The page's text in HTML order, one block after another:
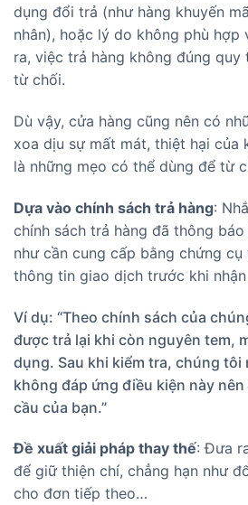
dụng đổi trả (như hàng khuyến
nhân), hoặc lý do không phù hợp
ra, việc trả hàng không đúng
từ chối.
Dù vậy, cửa hàng cũng nên có
xoa dịu sự mất mát, thiệt hại của
là những mẹo có thể dùng để từ
Dựa vào chính sách trả hàng:
chính sách trả hàng đã thông
như cần cung cấp bằng chứng
thông tin giao dịch trước khi
Ví dụ: “Theo chính sách của
được trả lại khi còn nguyên tem,
dụng. Sau khi kiểm tra, chúng tôi
không đáp ứng điều kiện này
cầu của bạn.”
Đề xuất giải pháp thay thế: Đưa
để giữ thiện chí, chẳng hạn như
cho đơn tiếp theo…